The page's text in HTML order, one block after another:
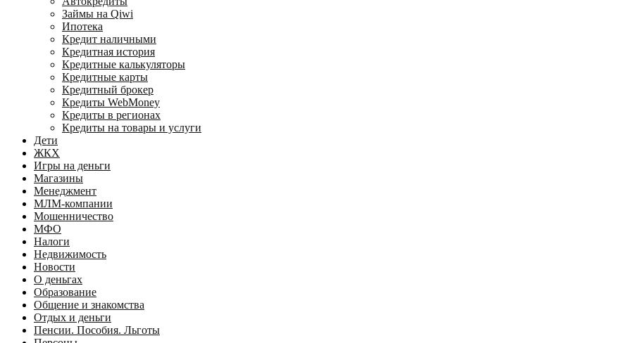
Займы на Qiwi
Ипотека
Кредит наличными
Кредитная история
Кредитные калькуляторы
Кредитные карты
Кредитный брокер
Кредиты WebMoney
Кредиты в регионах
Кредиты на товары и услуги
Дети
ЖКХ
Игры на деньги
Магазины
Менеджмент
МЛМ-компании
Мошенничество
МФО
Налоги
Недвижимость
Новости
О деньгах
Образование
Общение и знакомства
Отдых и деньги
Пенсии. Пособия. Льготы